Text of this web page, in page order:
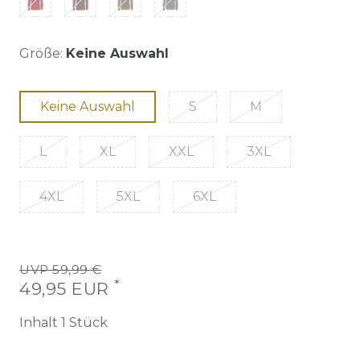
Größe: Keine Auswahl
Keine Auswahl S M
L XL XXL 3XL
4XL 5XL 6XL
UVP 59,99 €
49,95 EUR *
Inhalt 1 Stück